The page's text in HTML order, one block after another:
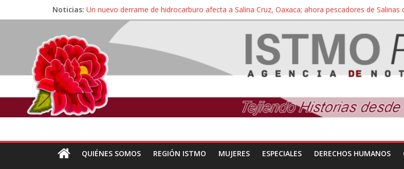
Noticias: Un nuevo derrame de hidrocarburo afecta a Salina Cruz, Oaxaca; ahora pescadores de
Ángel, el joven autista expulsado por la Universidad Bienestar de Ixtepec, Oaxaca vuelve a las
Familiares de periodista Alejandro Leyva se reúnen con titular de la SEGOB y exigen detener
Alertan pescadores de Juchitán, Oaxaca de nuevo despojo de su territorio para construir un
Pescadores y comuneros ikoots detienen la extracción ilegal de material pétreo de gravera
QUIÉNES SOMOS REGIÓN ISTMO MUJERES ESPECIALES DERECHOS HUMANOS